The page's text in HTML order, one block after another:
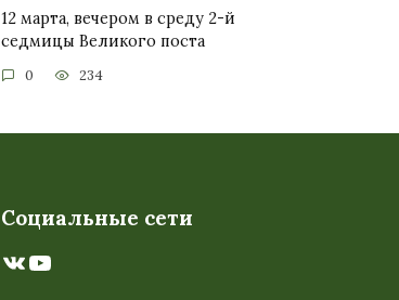
12 марта, вечером в среду 2-й
седмицы Великого поста
0 234
Социальные сети
ВКонтакте
YouTube